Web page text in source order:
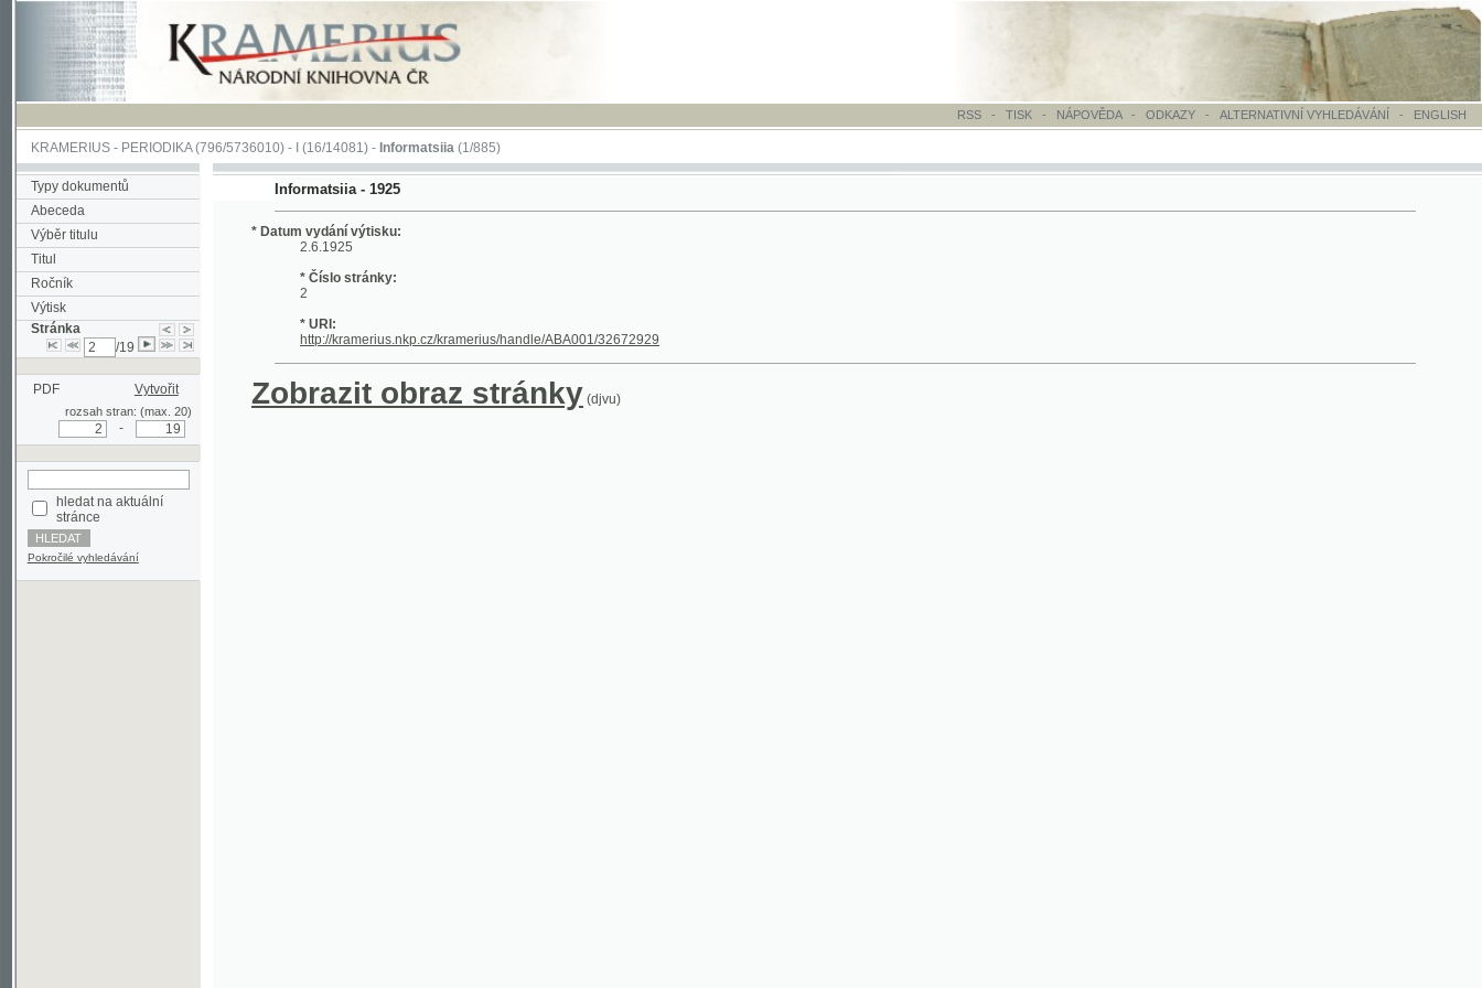
RSS - TISK-NÁPOVĚDA - ODKAZY - ALTERNATIVNÍ VYHLEDÁVÁNÍ- ENGLISH
KRAMERIUS-PERIODIKA(796/5736010) -I(16/14081) -Informatsiia(1/885)
Typy dokumentů
Abeceda
Výběr titulu
Titul
Ročník
Výtisk
Stránka
PDF Vytvořit
rozsah stran: (max. 20)
stránce
Pokročilé vyhledávání
Informatsiia - 1925
* Datum vydání výtisku:
2.6.1925
* Číslo stránky:
* URI:
Zobrazit obraz stránky(djvu)